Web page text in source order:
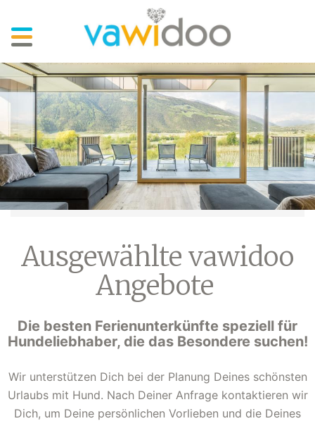
main
content
Ausgewählte vawidoo
Angebote
Die besten Ferienunterkünfte speziell für
Hundeliebhaber, die das Besondere suchen!
Wir unterstützen Dich bei der Planung Deines schönsten
Urlaubs mit Hund. Nach Deiner Anfrage kontaktieren wir
Dich, um Deine persönlichen Vorlieben und die Deines